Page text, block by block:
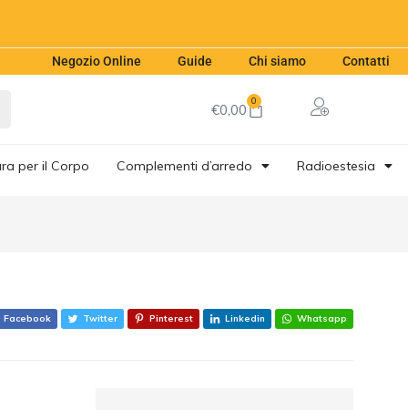
Negozio Online Guide Chi siamo Contatti
€0,00 0
per il Corpo Complementi d’arredo Radioestesia
Facebook Twitter Pinterest Linkedin Whatsapp